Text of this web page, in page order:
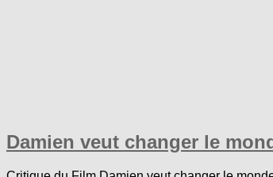
Damien veut changer le